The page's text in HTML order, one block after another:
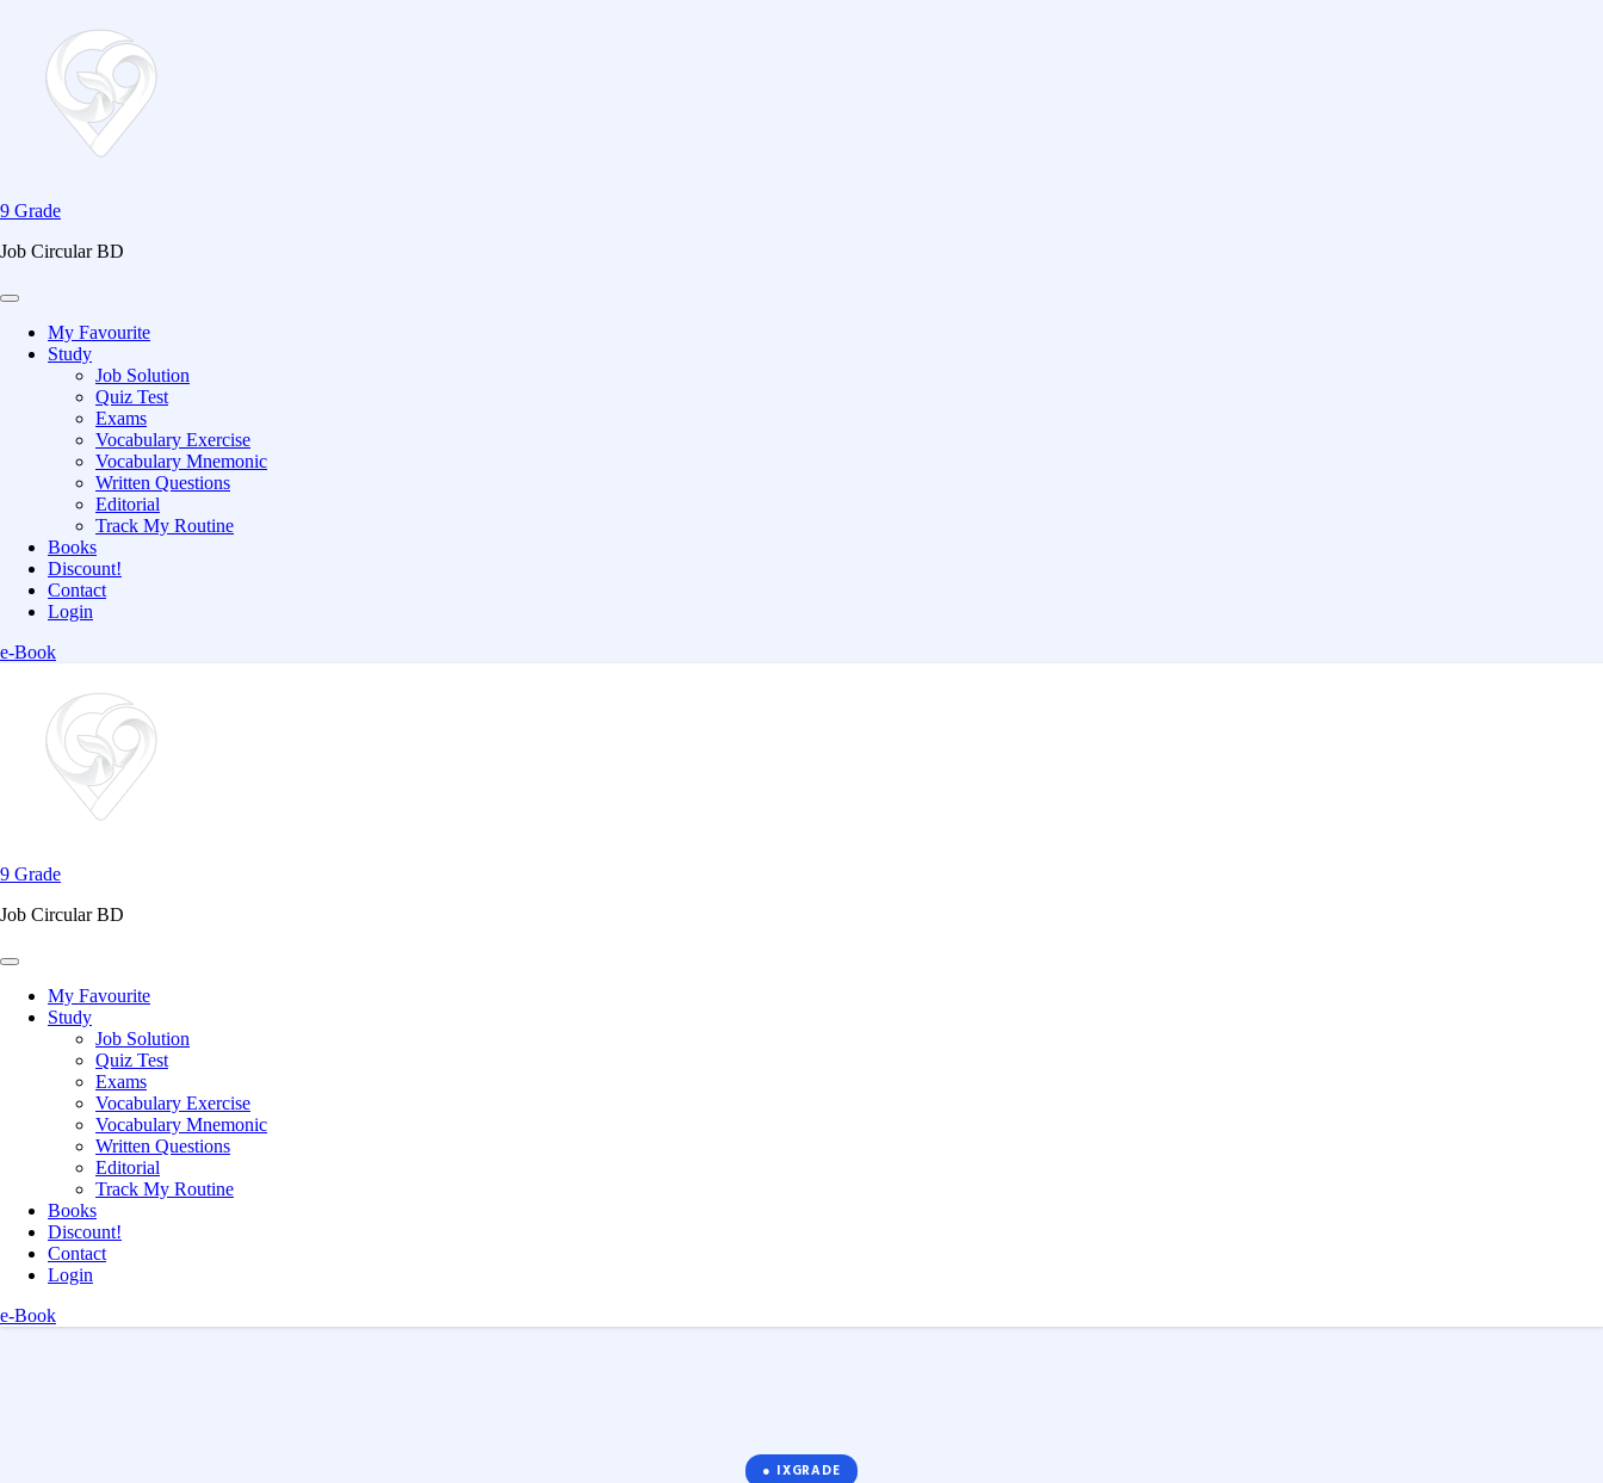
9 Grade
Job Circular BD
My Favourite
Study
Job Solution
Quiz Test
Exams
Vocabulary Exercise
Vocabulary Mnemonic
Written Questions
Editorial
Track My Routine
Books
Discount!
Contact
Login
e-Book
content
9 Grade
Job Circular BD
My Favourite
Study
Job Solution
Quiz Test
Exams
Vocabulary Exercise
Vocabulary Mnemonic
Written Questions
Editorial
Track My Routine
Books
Discount!
Contact
Login
e-Book
● IXGRADE